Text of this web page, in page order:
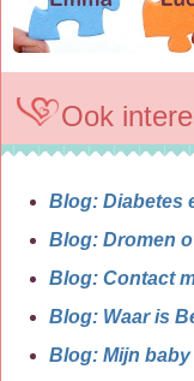
Ook
Blog: Diabetes
Blog: Dromen
Blog: Contact
Blog: Waar is
Blog: Mijn